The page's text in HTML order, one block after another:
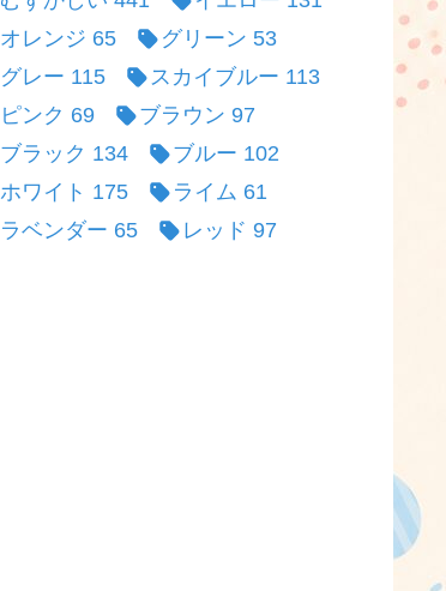
オレンジ 65 グリーン 53
グレー 115 スカイブルー 113
ピンク 69 ブラウン 97
ブラック 134 ブルー 102
ホワイト 175 ライム 61
ラベンダー 65 レッド 97